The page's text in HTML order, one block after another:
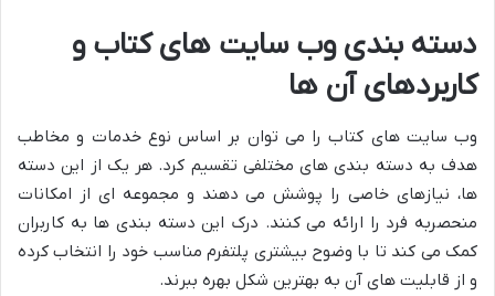
دسته بندی وب سایت های کتاب و
کاربردهای آن ها
وب سایت های کتاب را می توان بر اساس نوع خدمات و مخاطب
هدف به دسته بندی های مختلفی تقسیم کرد. هر یک از این دسته
ها، نیازهای خاصی را پوشش می دهند و مجموعه ای از امکانات
منحصربه فرد را ارائه می کنند. درک این دسته بندی ها به کاربران
کمک می کند تا با وضوح بیشتری پلتفرم مناسب خود را انتخاب کرده
و از قابلیت های آن به بهترین شکل بهره ببرند.